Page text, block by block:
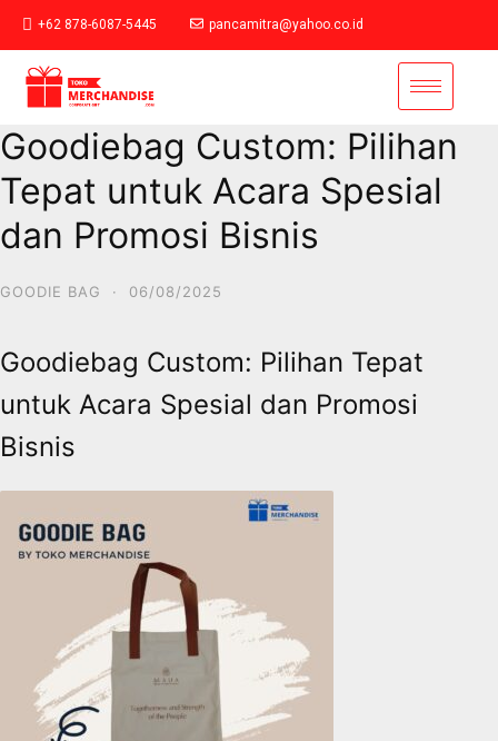
+62 878-6087-5445 pancamitra@yahoo.co.id
Goodiebag Custom: Pilihan
Tepat untuk Acara Spesial
dan Promosi Bisnis
GOODIE BAG · 06/08/2025
Goodiebag Custom: Pilihan Tepat
untuk Acara Spesial dan Promosi
Bisnis